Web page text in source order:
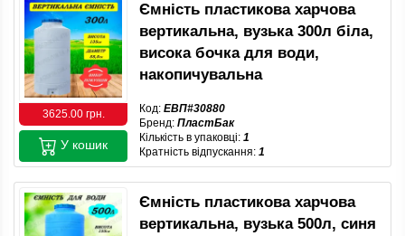
3625.00 грн.
Ємність пластикова харчова
вертикальна, вузька 300л біла,
висока бочка для води,
накопичувальна
Код: ЕВП#30880
Бренд: ПластБак
Кількість в упаковці: 1
Кратність відпускання: 1
У кошик
Ємність пластикова харчова
вертикальна, вузька 500л, синя